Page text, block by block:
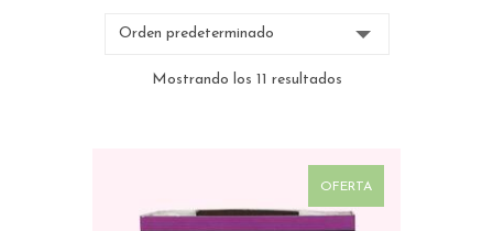
Mostrando los 11 resultados
OFERTA